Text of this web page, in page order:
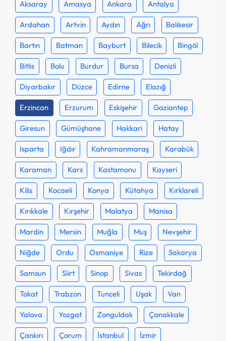
Aksaray Amasya Ankara Antalya
Ardahan Artvin Aydın Ağrı Balıkesir
Bartın Batman Bayburt Bilecik Bingöl
Bitlis Bolu Burdur Bursa Denizli
Diyarbakır Düzce Edirne Elazığ
Erzincan Erzurum Eskişehir Gaziantep
Giresun Gümüşhane Hakkari Hatay
Isparta Iğdır Kahramanmaraş Karabük
Karaman Kars Kastamonu Kayseri
Kilis Kocaeli Konya Kütahya Kırklareli
Kırıkkale Kırşehir Malatya Manisa
Mardin Mersin Muğla Muş Nevşehir
Niğde Ordu Osmaniye Rize Sakarya
Samsun Siirt Sinop Sivas Tekirdağ
Tokat Trabzon Tunceli Uşak Van
Yalova Yozgat Zonguldak Çanakkale
Çankırı Çorum İstanbul İzmir